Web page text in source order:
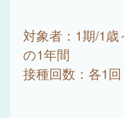
対象者：1期/1
の1年間
接種回数：各1回